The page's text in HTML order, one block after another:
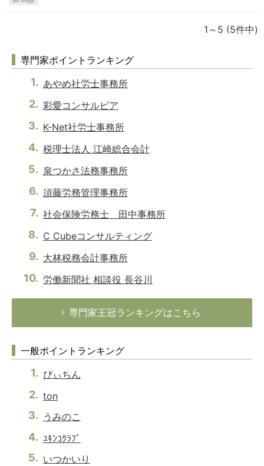
1～5 (5件中)
専門家ポイントランキング
あやめ社労士事務所
彩愛コンサルピア
K-Net社労士事務所
税理士法人 江崎総合会計
泉つかさ法務事務所
須藤労務管理事務所
社会保険労務士 田中事務所
C Cubeコンサルティング
大林税務会計事務所
労働新聞社 相談役 長谷川
専門家王冠ランキングはこちら
一般ポイントランキング
ぴぃちん
ton
うみのこ
ﾕｷﾝｺｸﾗﾌﾞ
いつかいり